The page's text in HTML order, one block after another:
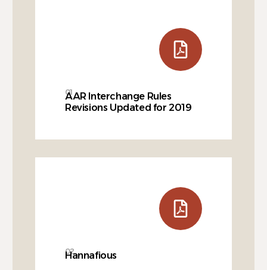
01
AAR Interchange Rules
Revisions Updated for 2019
02
Hannafious